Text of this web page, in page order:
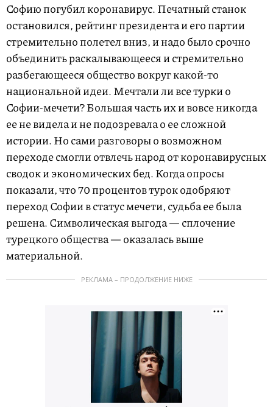
Софию погубил коронавирус. Печатный станок
остановился, рейтинг президента и его партии
стремительно полетел вниз, и надо было срочно
объединить раскалывающееся и стремительно
разбегающееся общество вокруг какой-то
национальной идеи. Мечтали ли все турки о
Софии-мечети? Большая часть их и вовсе никогда
ее не видела и не подозревала о ее сложной
истории. Но сами разговоры о возможном
переходе смогли отвлечь народ от коронавирусных
сводок и экономических бед. Когда опросы
показали, что 70 процентов турок одобряют
переход Софии в статус мечети, судьба ее была
решена. Символическая выгода — сплочение
турецкого общества — оказалась выше
материальной.
РЕКЛАМА – ПРОДОЛЖЕНИЕ НИЖЕ